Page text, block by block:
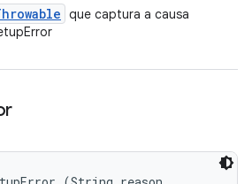
que captura a causa